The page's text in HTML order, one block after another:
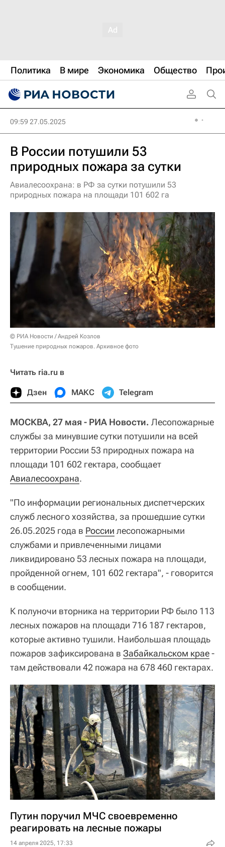
Политика В мире Экономика Общество
09:59 27.05.2025
В России потушили 53
природных пожара за сутки
Авиалесоохрана: в РФ за сутки потушили 53
природных пожара на площади 101 602 га
© РИА Новости / Андрей Козлов
Тушение природных пожаров. Архивное фото
Читать ria.ru в
Дзен МАКС Telegram
МОСКВА, 27 мая - РИА Новости. Лесопожарные
службы за минувшие сутки потушили на всей
территории России 53 природных пожара на
площади 101 602 гектара, сообщает
Авиалесоохрана.
"По информации региональных диспетчерских
служб лесного хозяйства, за прошедшие сутки
26.05.2025 года в России лесопожарными
службами и привлеченными лицами
ликвидировано 53 лесных пожара на площади,
пройденной огнем, 101 602 гектара", - говорится
в сообщении.
К полуночи вторника на территории РФ было 113
лесных пожаров на площади 716 187 гектаров,
которые активно тушили. Наибольшая площадь
пожаров зафиксирована в Забайкальском крае-
там действовали 42 пожара на 678 460 гектарах.
Путин поручил МЧС своевременно
реагировать на лесные пожары
14 апреля 2025, 17:33